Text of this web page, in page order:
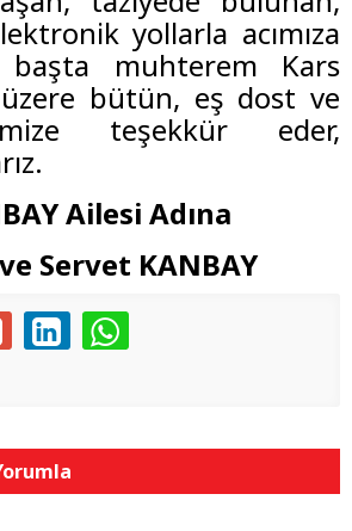
yollarla acımıza
muhterem Kars
bütün, eş dost ve
teşekkür eder,
Ailesi Adına
Servet KANBAY